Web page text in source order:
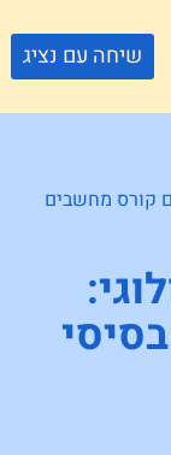
שיחה עם נציג
קורס מחשבים